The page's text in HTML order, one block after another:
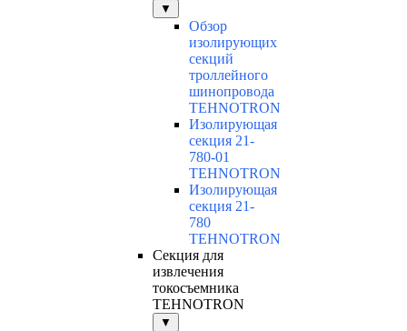
▼
Обзор
изолирующих
секций
троллейного
шинопровода
TEHNOTRON
Изолирующая
секция 21-
780-01
TEHNOTRON
Изолирующая
секция 21-
780
TEHNOTRON
Секция для
извлечения
токосъемника
TEHNOTRON
▼